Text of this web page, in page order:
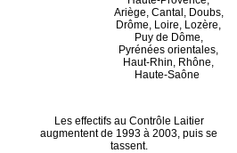
Ariège, Cantal, Doubs,
Drôme, Loire, Lozère,
Puy de Dôme,
Pyrénées orientales,
Haut-Rhin, Rhône,
Haute-Saône
Les effectifs au Contrôle Laitier
augmentent de 1993 à 2003, puis se
tassent.